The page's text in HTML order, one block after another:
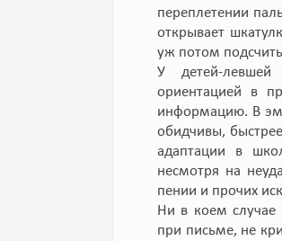
переплетении
открывает
уж потом
У детей-левшей
ориентацией в
информацию. В
обидчивы,
адаптации в
несмотря на
пении и прочих
Ни в коем случае
при письме, не